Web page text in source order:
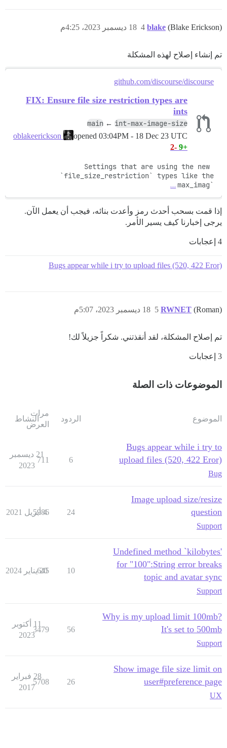
blake (Blake Erickson) 18 ديسمبر 2023، 4:25م 4
تم إنشاء إصلاح لهذه المشكلة
github.com/discourse/discourse
FIX: Ensure file size restriction types are
ints
main ← int-max-image-size
opened 03:04PM - 18 Dec 23 UTC
+9
-2
Settings that are using the new
`max_imag
…
إذا قمت بسحب أحدث رمز وأعدت بنائه، فيجب أن يعمل الآن.
يرجى إخبارنا كيف يسير الأمر.
4 إعجابات
Bugs appear while i try to upload files (520, 422 Eror)
RWNET (Roman) 18 ديسمبر 2023، 5:07م 5
تم إصلاح المشكلة، لقد أنقذتني. شكراً جزيلاً لك!
3 إعجابات
الموضوعات ذات الصلة
الموضوع الردود
مرات
العرض
النشاط
Bugs appear while i try to
upload files (520, 422 Eror)
Bug
6
711
21 ديسمبر
2023
Image upload size/resize
question
Support
24
5986
4 أبريل 2021
Undefined method `kilobytes'
for "100":String error breaks
topic and avatar sync
Support
10
645
20 يناير 2024
Why is my upload limit 100mb?
It's set to 500mb
Support
56
3479
11 أكتوبر
2023
Show image file size limit on
user#preference page
UX
26
5708
28 فبراير
2017